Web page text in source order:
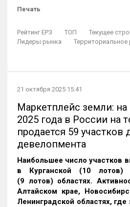
Печать
Рейтинг ЕРЗ ТОП
Текущее
Лидеры рынка
Территориальное
21 октября 2025 15:41
Маркетплейс земли: на
2025 года в России на
продается 59 участков
девелопмента
Наибольшее число участков
в Курганской (10 лотов)
(9 лотов) областях.
Алтайском крае,
Ленинградской областях, где